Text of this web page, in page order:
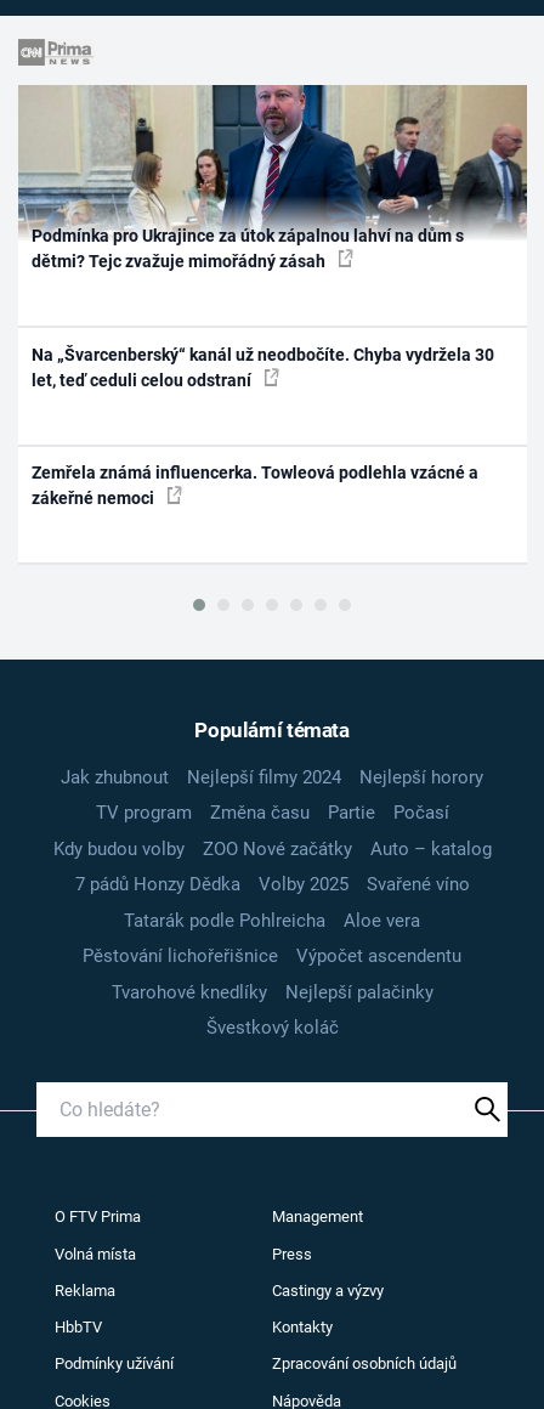
Podmínka pro Ukrajince za útok zápalnou lahví na dům s
dětmi? Tejc zvažuje mimořádný zásah
Na „Švarcenberský“ kanál už neodbočíte. Chyba vydržela 30
let, teď ceduli celou odstraní
Zemřela známá influencerka. Towleová podlehla vzácné a
zákeřné nemoci
Populární témata
Jak zhubnout Nejlepší filmy 2024
Nejlepší horory
TV program
Změna času Partie
Počasí
Kdy budou volby
ZOO Nové začátky
Auto – katalog
7 pádů Honzy Dědka
Volby 2025
Svařené víno
Tatarák podle Pohlreicha
Aloe vera
Pěstování lichořeřišnice
Výpočet ascendentu
Tvarohové knedlíky
Nejlepší palačinky
Švestkový koláč
O FTV Prima Management
Volná místa Press
Reklama Castingy a výzvy
HbbTV Kontakty
Podmínky užívání Zpracování osobních údajů
Cookies Nápověda